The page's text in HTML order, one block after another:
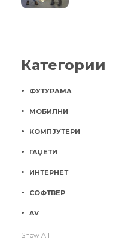
Категории
ФУТУРАМА
МОБИЛНИ
КОМПЈУТЕРИ
ГАЏЕТИ
ИНТЕРНЕТ
СОФТВЕР
AV
Show All